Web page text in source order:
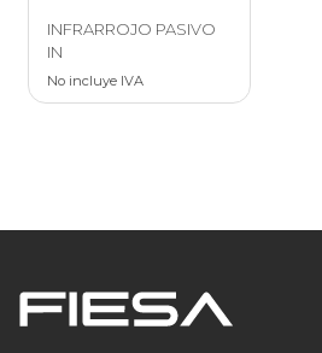
INFRARROJO PASIVO
IN
No incluye IVA